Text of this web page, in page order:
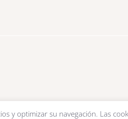
y optimizar su navegación. Las